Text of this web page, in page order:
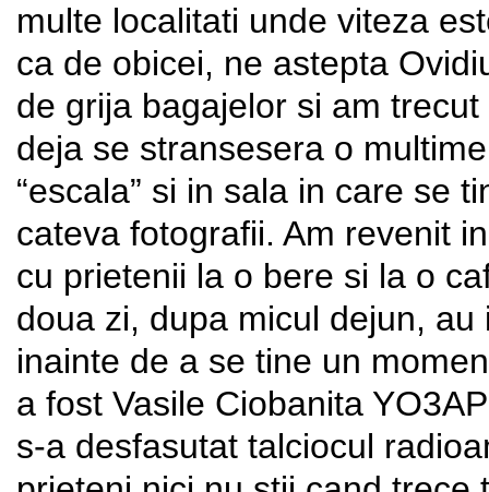
multe localitati unde viteza
ca de obicei, ne astepta
de grija bagajelor si am
deja se stransesera o
“escala” si in sala in care se
cateva fotografii. Am revenit
cu prietenii la o bere si la o
doua zi, dupa micul dejun,
inainte de a se tine un
a fost Vasile Ciobanita
s-a desfasutat talciocul